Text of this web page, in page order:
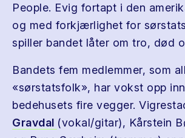
People. Evig fortapt i den
og med forkjærlighet for
spiller bandet låter om tro, død
Bandets fem medlemmer, som
«sørstatsfolk», har vokst opp
bedehusets fire vegger.
Gravdal (vokal/gitar), Kårstein